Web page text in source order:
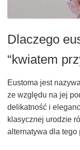
Dlaczego
“kwiatem
Eustoma jest
ze względu na jej
delikatność i
klasycznej urodzie
alternatywa dla tego